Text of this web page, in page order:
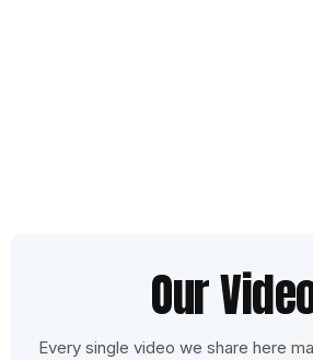
Our
Every single video we share here